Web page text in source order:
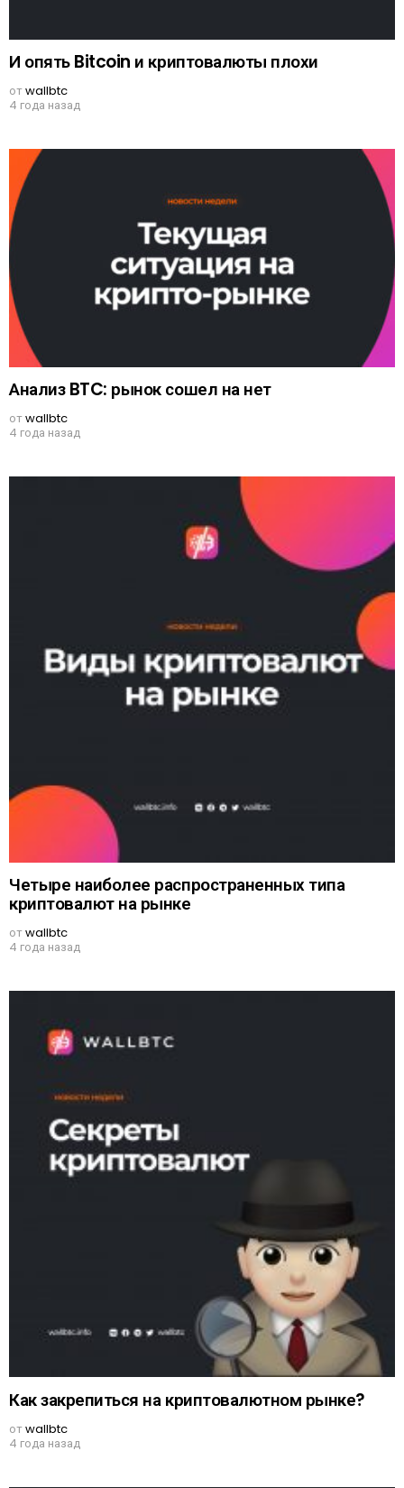
И опять Bitcoin и криптовалюты плохи
отwallbtc
4 года назад
Анализ BTC: рынок сошел на нет
отwallbtc
4 года назад
Четыре наиболее распространенных типа
криптовалют на рынке
отwallbtc
4 года назад
Как закрепиться на криптовалютном рынке?
отwallbtc
4 года назад